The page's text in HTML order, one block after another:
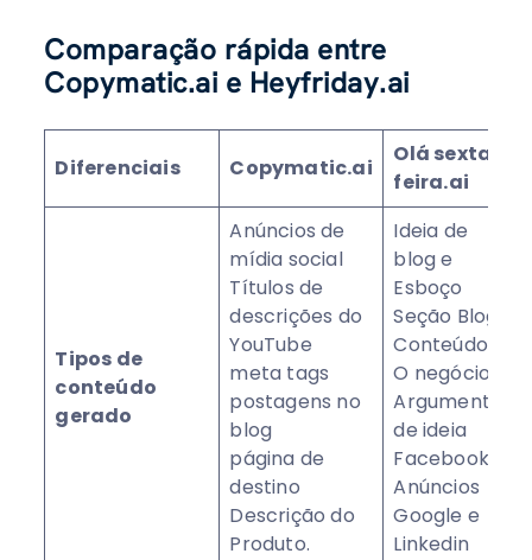
Comparação rápida entre
Copymatic.ai e Heyfriday.ai
Diferenciais Copymatic.ai
Olá sexta-
feira.ai
Tipos de
conteúdo
gerado
Anúncios de
mídia social
Títulos de
descrições do
YouTube
meta tags
postagens no
blog
página de
destino
Descrição do
Produto.
Ideia de
blog e
Esboço
Seção Blog
Conteúdos
O negócio
Argumento
de ideia
Facebook
Anúncios
Google e
Linkedin